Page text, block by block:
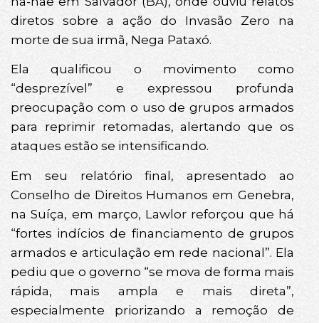
diretos sobre a ação do Invasão Zero na
morte de sua irmã, Nega Pataxó.
Ela qualificou o movimento como
“desprezível” e expressou profunda
preocupação com o uso de grupos armados
para reprimir retomadas, alertando que os
ataques estão se intensificando.
Em seu relatório final, apresentado ao
Conselho de Direitos Humanos em Genebra,
na Suíça, em março, Lawlor reforçou que há
“fortes indícios de financiamento de grupos
armados e articulação em rede nacional”. Ela
pediu que o governo “se mova de forma mais
rápida, mais ampla e mais direta”,
especialmente priorizando a remoção de